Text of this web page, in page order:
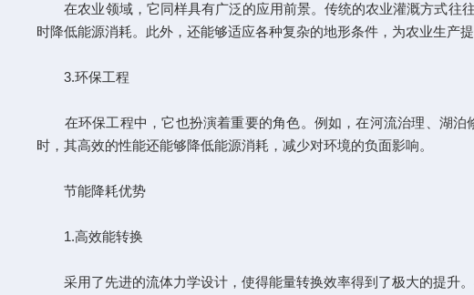
在农业领域，它同样具有广泛的应用前景。传统的农业灌溉方式往
时降低能源消耗。此外，还能够适应各种复杂的地形条件，为农业生产
3.环保工程
在环保工程中，它也扮演着重要的角色。例如，在河流治理、湖泊
时，其高效的性能还能够降低能源消耗，减少对环境的负面影响。
节能降耗优势
1.高效能转换
采用了先进的流体力学设计，使得能量转换效率得到了极大的提升。